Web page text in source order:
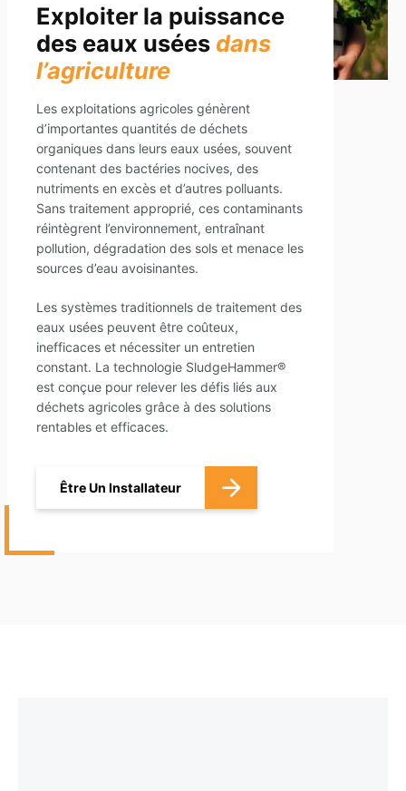
Exploiter la puissance
des eaux usées dans
l’agriculture
Les exploitations agricoles génèrent
d’importantes quantités de déchets
organiques dans leurs eaux usées, souvent
contenant des bactéries nocives, des
nutriments en excès et d’autres polluants.
Sans traitement approprié, ces contaminants
réintègrent l’environnement, entraînant
pollution, dégradation des sols et menace les
sources d’eau avoisinantes.
Les systèmes traditionnels de traitement des
eaux usées peuvent être coûteux,
inefficaces et nécessiter un entretien
constant. La technologie SludgeHammer®
est conçue pour relever les défis liés aux
déchets agricoles grâce à des solutions
rentables et efficaces.
Être Un Installateur